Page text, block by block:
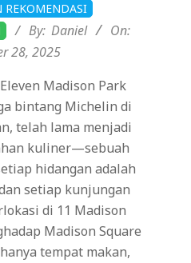
REKOMENDASI
By: Daniel
On:
28, 2025
Madison Park
bintang Michelin di
telah lama menjadi
kuliner—sebuah
hidangan adalah
setiap kunjungan
di 11 Madison
Madison Square
tempat makan,